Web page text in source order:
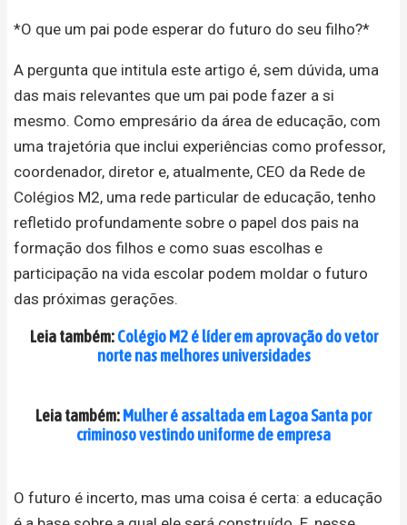
*O que um pai pode esperar do futuro do seu filho?*
A pergunta que intitula este artigo é, sem dúvida, uma
das mais relevantes que um pai pode fazer a si
mesmo. Como empresário da área de educação, com
uma trajetória que inclui experiências como professor,
coordenador, diretor e, atualmente, CEO da Rede de
Colégios M2, uma rede particular de educação, tenho
refletido profundamente sobre o papel dos pais na
formação dos filhos e como suas escolhas e
participação na vida escolar podem moldar o futuro
das próximas gerações.
Leia também:Colégio M2 é líder em aprovação do vetor
norte nas melhores universidades
Leia também:Mulher é assaltada em Lagoa Santa por
criminoso vestindo uniforme de empresa
O futuro é incerto, mas uma coisa é certa: a educação